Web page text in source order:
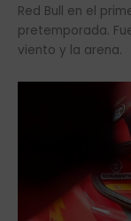
Red Bull en el
pretemporada.
viento y la arena.